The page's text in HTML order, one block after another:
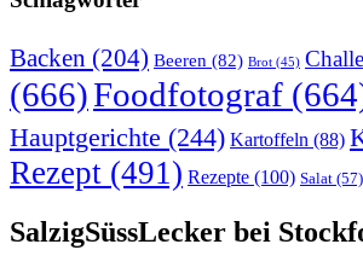
Backen (204) Beeren (82) Brot (45)
(666)Foodfotograf
Hauptgerichte (244) Kartoffeln (88)
Rezept (491) Rezepte (100) Salat (57)
SalzigSüssLecker bei